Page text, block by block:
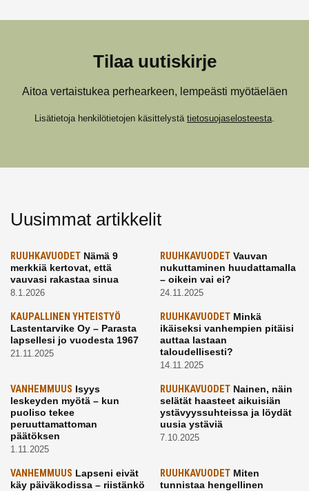
Tilaa uutiskirje
Aitoa vertaistukea perhearkeen, lempeästi myötäeläen
Lisätietoja henkilötietojen käsittelystä tietosuojaselosteesta
Uusimmat artikkelit
RUUHKAVUODET Nämä 9
merkkiä kertovat, että
vauvasi rakastaa sinua
8.1.2026
RUUHKAVUODETVauvan
nukuttaminen huudattamalla
– oikein vai ei?
24.11.2025
KAUPALLINEN YHTEISTYÖ
Lastentarvike Oy – Parasta
lapsellesi jo vuodesta 1967
21.11.2025
RUUHKAVUODETMinkä
ikäiseksi vanhempien pitäisi
auttaa lastaan
taloudellisesti?
14.11.2025
VANHEMMUUS Isyys
leskeyden myötä – kun
puoliso tekee
peruuttamattoman
päätöksen
1.11.2025
RUUHKAVUODETNainen, näin
selätät haasteet aikuisiän
ystävyyssuhteissa ja löydät
uusia ystäviä
7.10.2025
VANHEMMUUS Lapseni eivät
käy päiväkodissa – riistänkö
RUUHKAVUODETMiten
tunnistaa hengellinen